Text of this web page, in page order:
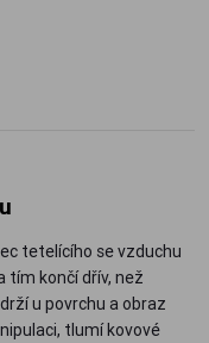
tetelícího se vzduchu
tím končí dřív, než
u povrchu a obraz
tlumí kovové